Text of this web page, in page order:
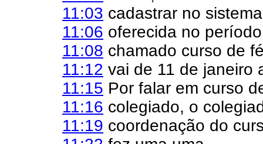
11:03 cadastrar no
11:06 oferecida no
11:08 chamado curso de
11:12 vai de 11 de janeiro
11:15 Por falar em curso
11:16 colegiado, o
11:19 coordenação do